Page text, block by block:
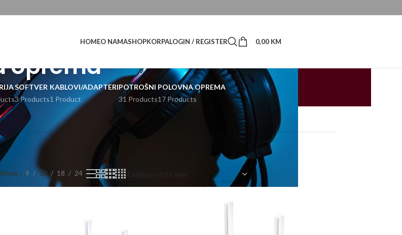
HOMEO NAMASHOPKORPALOGIN / REGISTER 0,00 KM
oprema
SOFTVER
3 Products
KABLOVI/ADAPTERI
1 Product
POTROŠNI
31 Products
POLOVNA OPREMA
17 Products
Show 9 12 18 24